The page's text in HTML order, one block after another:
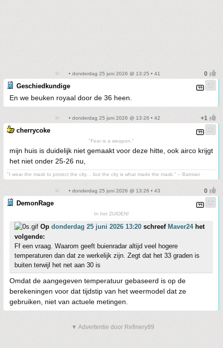
• donderdag 25 juni 2026 @ 13:25 • 41
Geschiedkundige
En we beuken royaal door de 36 heen.
• donderdag 25 juni 2026 @ 13:26 • 42
cherrycoke
"Fear is a weapon."
mijn huis is duidelijk niet gemaakt voor deze hitte, ook airco krijgt
het niet onder 25-26 nu,
"I wear the mask to protect the city… but the city is what made the mask." – Batman
• donderdag 25 juni 2026 @ 13:26 • 43
DemonRage
In het ZUIDEN!
Op donderdag 25 juni 2026 13:20 schreef Maver24het
volgende:
Ff een vraag. Waarom geeft buienradar altijd veel hogere
temperaturen dan dat ze werkelijk zijn. Zegt dat het 33 graden is
buiten terwijl het net aan 30 is
Omdat de aangegeven temperatuur gebaseerd is op de
berekeningen voor dat tijdstip van het weermodel dat ze
gebruiken, niet van actuele metingen.
▼ Advertentie door Refinery89